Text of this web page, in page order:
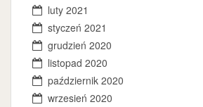
luty 2021
styczeń 2021
grudzień 2020
listopad 2020
październik 2020
wrzesień 2020